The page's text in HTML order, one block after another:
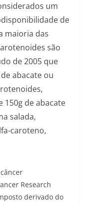
um
de
maioria das
são
de 2005 que
abacate ou
de abacate
salada,
caroteno,
Research
derivado do